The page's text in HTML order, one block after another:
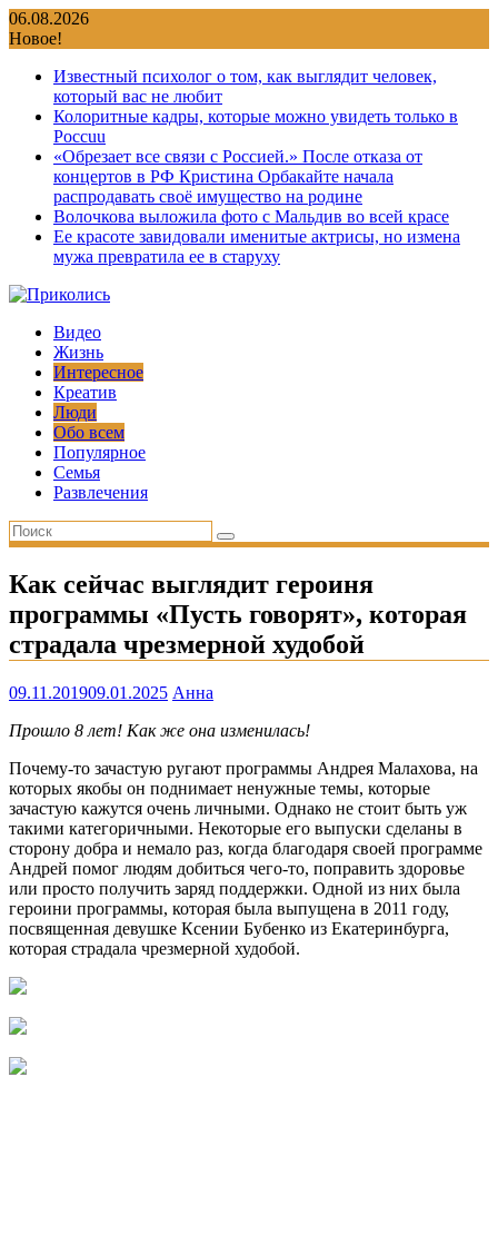
Перейти
к
06.08.2026
Новое!
Известный психолог о том, как выглядит человек,
который вас не любит
Колоритные кадры, которые можно увидеть только в
Россuu
«Обрезает все связи с Россией.» После отказа от
концертов в РФ Кристина Орбакайте начала
распродавать своё имущество на родине
Волочкова выложила фото с Мальдив во всей красе
Ее красоте завидовали именитые актрисы, но измена
мужа превратила ее в старуху
Видео
Жизнь
Интересное
Креатив
Люди
Обо всем
Популярное
Семья
Развлечения
Как сейчас выглядит героиня
программы «Пусть говорят», которая
страдала чрезмерной худобой
09.11.201909.01.2025 Анна
Прошло 8 лет! Как же она изменилась!
Почему-то зачастую ругают программы Андрея Малахова, на
которых якобы он поднимает ненужные темы, которые
зачастую кажутся очень личными. Однако не стоит быть уж
такими категоричными. Некоторые его выпуски сделаны в
сторону добра и немало раз, когда благодаря своей программе
Андрей помог людям добиться чего-то, поправить здоровье
или просто получить заряд поддержки. Одной из них была
героини программы, которая была выпущена в 2011 году,
посвященная девушке Ксении Бубенко из Екатеринбурга,
которая страдала чрезмерной худобой.